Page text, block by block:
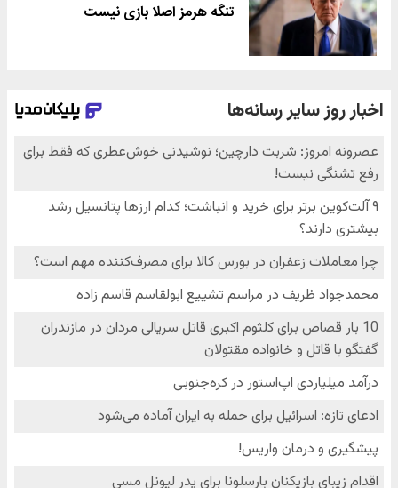
تنگه هرمز اصلا بازی نیست